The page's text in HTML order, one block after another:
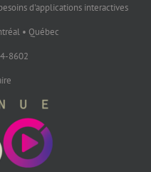
d'applications interactives
• Québec
8602